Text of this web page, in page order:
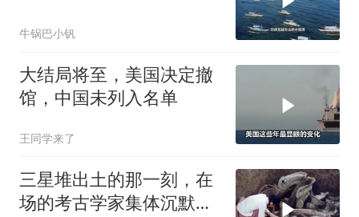
牛锅巴小钒
大结局将至，美国决定撤
馆，中国未列入名单
王同学来了
三星堆出土的那一刻，在
场的考古学家集体沉默